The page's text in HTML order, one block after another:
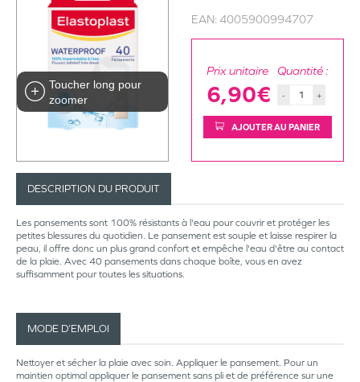
Toucher long pour
zoomer
EAN: 4005900994707
Prix unitaire
6,90€
Quantité :
- +
AJOUTER AU PANIER
DESCRIPTION DU PRODUIT
Les pansements sont 100% résistants à l'eau pour couvrir et protéger les
petites blessures du quotidien. Le pansement est souple et laisse respirer la
peau, il offre donc un plus grand confort et empêche l'eau d'être au contact
de la plaie. Avec 40 pansements dans chaque boîte, vous en avez
suffisamment pour toutes les situations.
MODE D’EMPLOI
Nettoyer et sécher la plaie avec soin. Appliquer le pansement. Pour un
maintien optimal appliquer le pansement sans pli et de préférence sur une